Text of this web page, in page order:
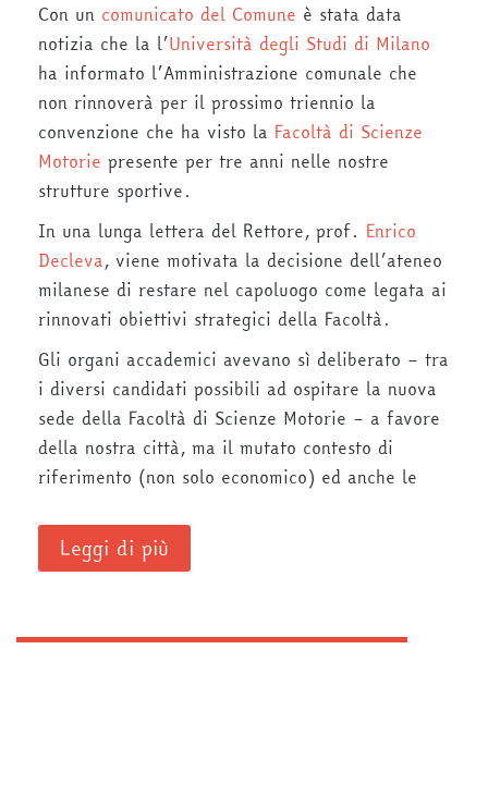
Con un comunicato del Comune è stata data
notizia che la l’Università degli Studi di Milano
ha informato l’Amministrazione comunale che
non rinnoverà per il prossimo triennio la
convenzione che ha visto la Facoltà di Scienze
Motorie presente per tre anni nelle nostre
strutture sportive.
In una lunga lettera del Rettore, prof. Enrico
Decleva, viene motivata la decisione dell’ateneo
milanese di restare nel capoluogo come legata ai
rinnovati obiettivi strategici della Facoltà.
Gli organi accademici avevano sì deliberato – tra
i diversi candidati possibili ad ospitare la nuova
sede della Facoltà di Scienze Motorie – a favore
della nostra città, ma il mutato contesto di
riferimento (non solo economico) ed anche le
Leggi di più